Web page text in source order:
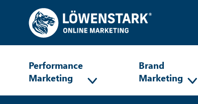
Performance
Marketing
Brand
Marketing